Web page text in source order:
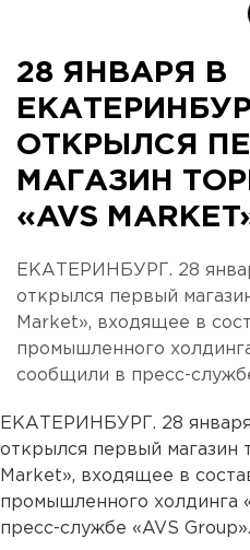
28 ЯНВАРЯ В
ОТКРЫЛСЯ
МАГАЗИН
«AVS
ЕКАТЕРИНБУРГ. 28
открылся первый
Market», входящее в
промышленного
сообщили в пресс-
ЕКАТЕРИНБУРГ. 28
открылся первый магазин
Market», входящее в
промышленного холдинга
пресс-службе «AVS